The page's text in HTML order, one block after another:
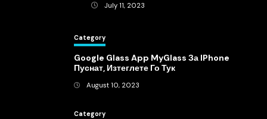
July 11, 2023
Category
Google Glass App MyGlass За IPhone
Пуснат, Изтеглете Го Тук
August 10, 2023
Category